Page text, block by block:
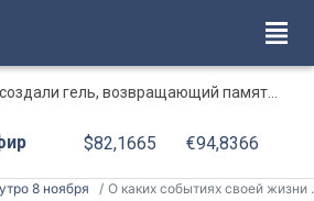
гель, возвращающий память после травмы
$82,1665 €94,8366
8 ноября О каких событиях своей жизни петербуржцы вспоминают чаще всего?